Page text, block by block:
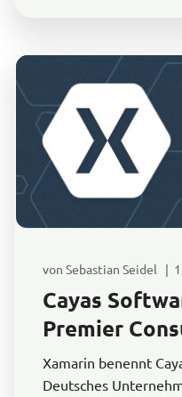
von Sebastian Seidel |
Cayas
Premier
Xamarin benennt
Deutsches